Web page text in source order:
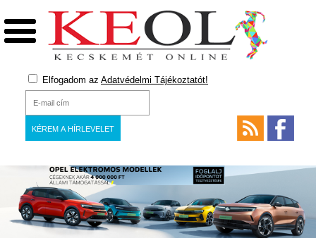
Elfogadom az Adatvédelmi Tájékoztatót!